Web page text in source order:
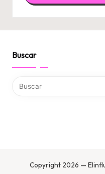
Buscar
Copyright 2026 —